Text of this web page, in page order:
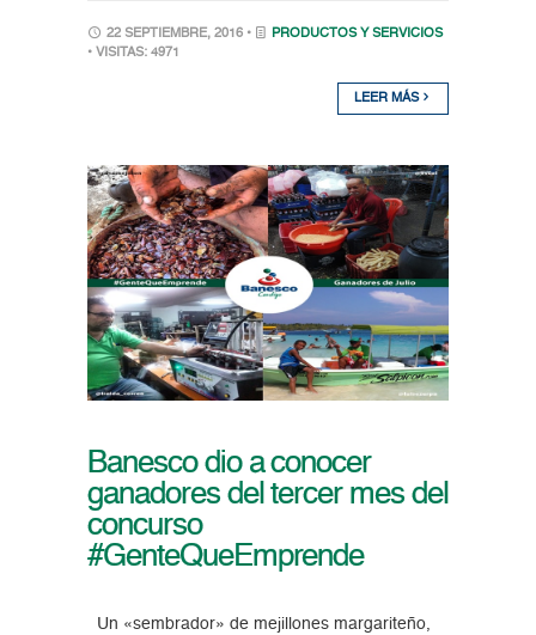
22 SEPTIEMBRE, 2016 •
PRODUCTOS Y SERVICIOS
• VISITAS: 4971
LEER MÁS
Banesco dio a conocer
ganadores del tercer mes del
concurso
#GenteQueEmprende
Un «sembrador» de mejillones margariteño,